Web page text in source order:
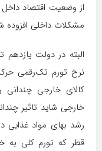
از وضعیت اقتصاد داخل
مشکلات داخلی
البته در دولت
نرخ تورم تک‌رقمی
کالای خارجی
خارجی شاید تاثیر
رشد بهای مواد غذایی
قطر که تورم کلی به